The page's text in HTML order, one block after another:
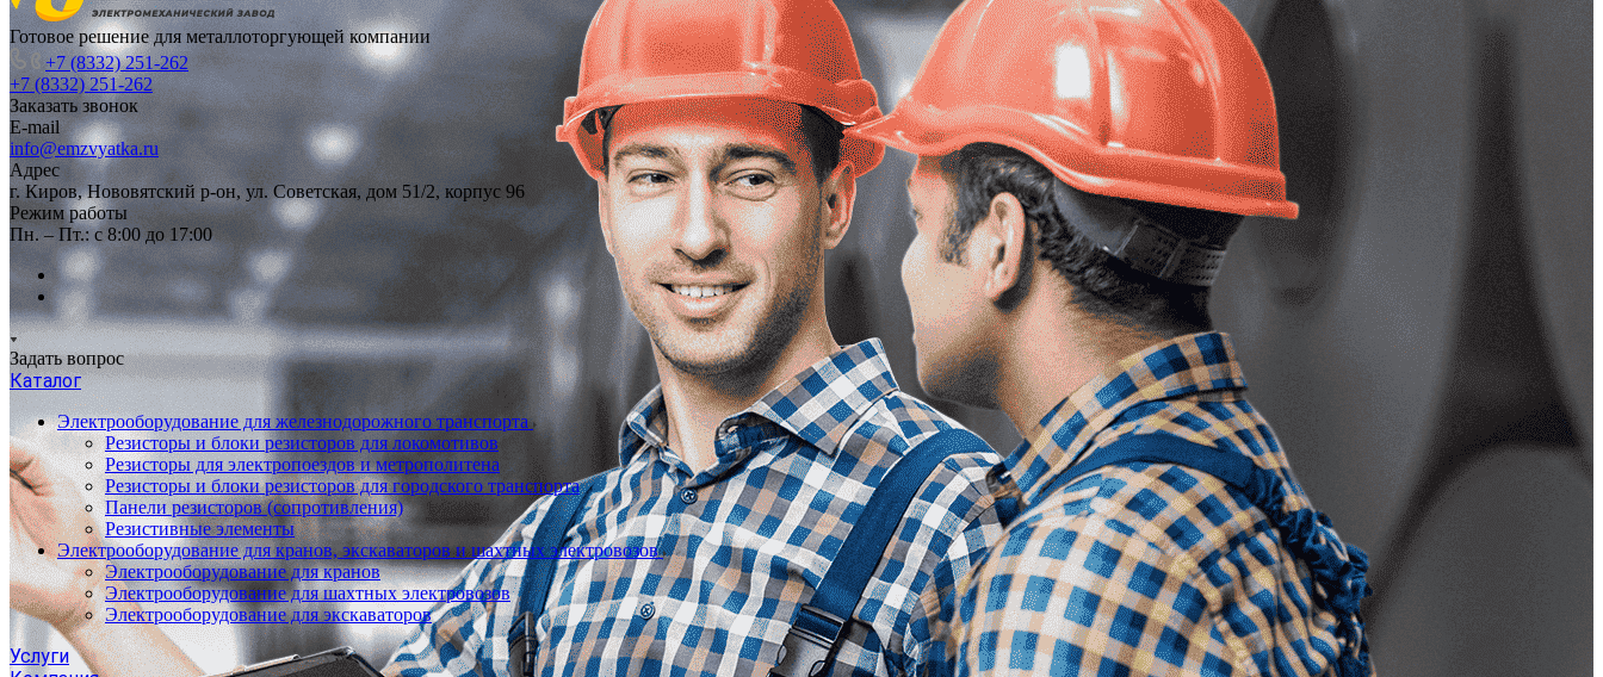
Готовое решение для металлоторгующей компании
+7 (8332) 251-262
+7 (8332) 251-262
Заказать звонок
E-mail
info@emzvyatka.ru
Адрес
г. Киров, Нововятский р-он, ул. Советская, дом 51/2, корпус 96
Режим работы
Пн. – Пт.: с 8:00 до 17:00
Задать вопрос
Каталог
Электрооборудование для железнодорожного транспорта
Резисторы и блоки резисторов для локомотивов
Резисторы для электропоездов и метрополитена
Резисторы и блоки резисторов для городского транспорта
Панели резисторов (сопротивления)
Резистивные элементы
Электрооборудование для кранов, экскаваторов и шахтных электровозов
Электрооборудование для кранов
Электрооборудование для шахтных электровозов
Электрооборудование для экскаваторов
Услуги